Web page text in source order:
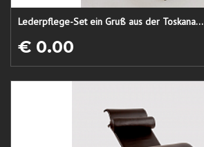
Lederpflege-Set ein Gruß aus der Toskana...
€ 0.00